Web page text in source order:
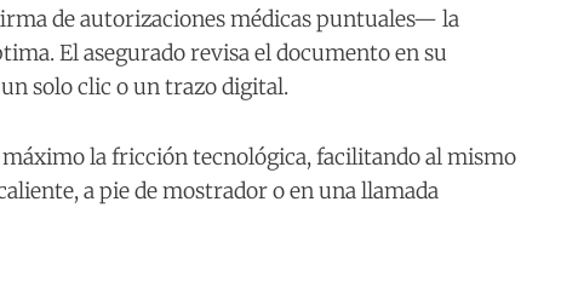
de autorizaciones médicas puntuales— la
El asegurado revisa el documento en su
solo clic o un trazo digital.
la fricción tecnológica, facilitando al mismo
a pie de mostrador o en una llamada